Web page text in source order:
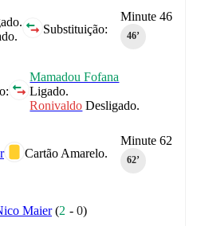
Minute 46
46‎’‎
Substituição:
Mamadou Fofana
Ligado.
Ronivaldo Desligado.
Minute 62
62‎’‎
Cartão Amarelo.
Maier (2 -0)